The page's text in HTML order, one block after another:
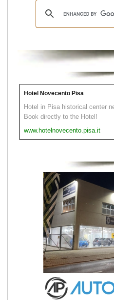
Hotel Novecento Pisa
Hotel in Pisa historical center
Book directly to the Hotel!
www.hotelnovecento.pisa.it